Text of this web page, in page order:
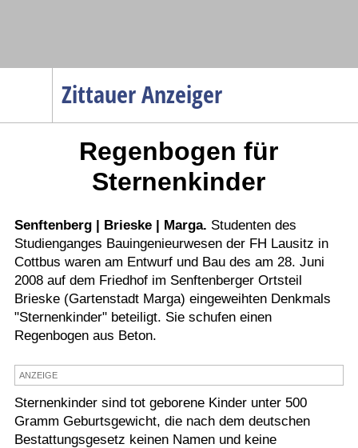
Zittauer Anzeiger
Wirtschaft
Service
Verkehr
Gesundheit
Kultur
Termine
Kostenlos
Regenbogen für
Sternenkinder
Senftenberg | Brieske | Marga. Studenten des
Studienganges Bauingenieurwesen der FH Lausitz in
Cottbus waren am Entwurf und Bau des am 28. Juni
2008 auf dem Friedhof im Senftenberger Ortsteil
Brieske (Gartenstadt Marga) eingeweihten Denkmals
"Sternenkinder" beteiligt. Sie schufen einen
Regenbogen aus Beton.
ANZEIGE
Sternenkinder sind tot geborene Kinder unter 500
Gramm Geburtsgewicht, die nach dem deutschen
Bestattungsgesetz keinen Namen und keine